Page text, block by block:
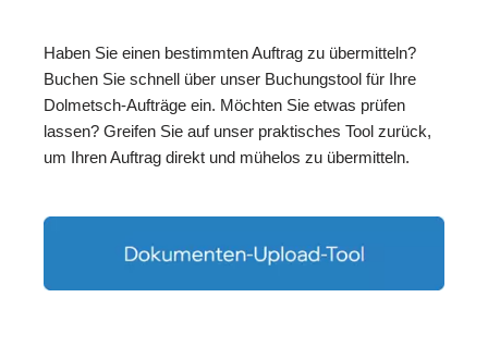
Haben Sie einen bestimmten Auftrag zu übermitteln?
Buchen Sie schnell über unser Buchungstool für Ihre
Dolmetsch-Aufträge ein. Möchten Sie etwas prüfen
lassen? Greifen Sie auf unser praktisches Tool zurück,
um Ihren Auftrag direkt und mühelos zu übermitteln.